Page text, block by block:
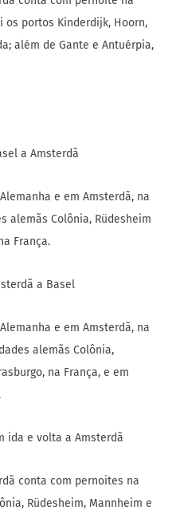
os portos Kinderdijk, Hoorn,
além de Gante e Antuérpia,
a Amsterdã
e em Amsterdã, na
alemãs Colônia, Rüdesheim
França.
a Basel
e em Amsterdã, na
alemãs Colônia,
na França, e em
ida e volta a Amsterdã
conta com pernoites na
Rüdesheim, Mannheim e